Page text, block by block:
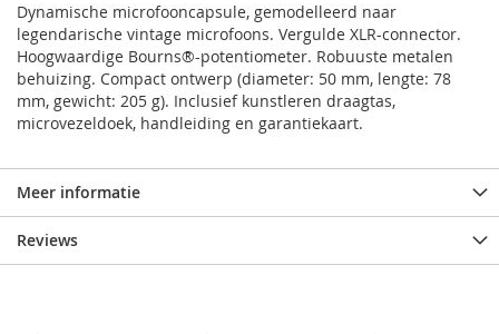
Dynamische microfooncapsule, gemodelleerd naar
legendarische vintage microfoons. Vergulde XLR-connector.
Hoogwaardige Bourns®-potentiometer. Robuuste metalen
behuizing. Compact ontwerp (diameter: 50 mm, lengte: 78
mm, gewicht: 205 g). Inclusief kunstleren draagtas,
microvezeldoek, handleiding en garantiekaart.
Meer informatie
Reviews